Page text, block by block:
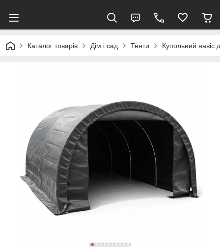
Каталог товарів Дім і сад Тенти Купольний навіс